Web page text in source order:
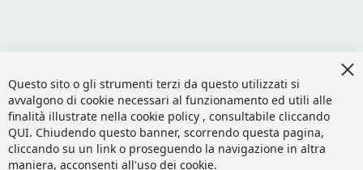
Questo sito o gli strumenti terzi da questo utilizzati si
avvalgono di cookie necessari al funzionamento ed utili alle
finalità illustrate nella cookie policy , consultabile cliccando
QUI. Chiudendo questo banner, scorrendo questa pagina,
cliccando su un link o proseguendo la navigazione in altra
maniera, acconsenti all'uso dei cookie.